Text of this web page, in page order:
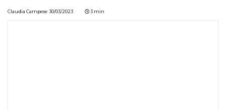
Claudia Campese 30/03/2023 3 min